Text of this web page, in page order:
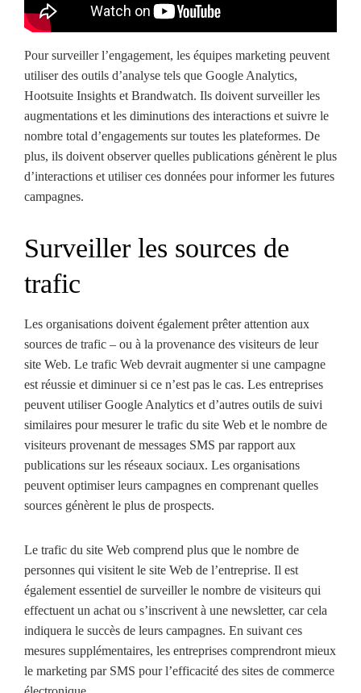
Pour surveiller l’engagement, les équipes marketing peuvent
utiliser des outils d’analyse tels que Google Analytics,
Hootsuite Insights et Brandwatch. Ils doivent surveiller les
augmentations et les diminutions des interactions et suivre le
nombre total d’engagements sur toutes les plateformes. De
plus, ils doivent observer quelles publications génèrent le plus
d’interactions et utiliser ces données pour informer les futures
campagnes.
Surveiller les sources de
trafic
Les organisations doivent également prêter attention aux
sources de trafic – ou à la provenance des visiteurs de leur
site Web. Le trafic Web devrait augmenter si une campagne
est réussie et diminuer si ce n’est pas le cas. Les entreprises
peuvent utiliser Google Analytics et d’autres outils de suivi
similaires pour mesurer le trafic du site Web et le nombre de
visiteurs provenant de messages SMS par rapport aux
publications sur les réseaux sociaux. Les organisations
peuvent optimiser leurs campagnes en comprenant quelles
sources génèrent le plus de prospects.
Le trafic du site Web comprend plus que le nombre de
personnes qui visitent le site Web de l’entreprise. Il est
également essentiel de surveiller le nombre de visiteurs qui
effectuent un achat ou s’inscrivent à une newsletter, car cela
indiquera le succès de leurs campagnes. En suivant ces
mesures supplémentaires, les entreprises comprendront mieux
le marketing par SMS pour l’efficacité des sites de commerce